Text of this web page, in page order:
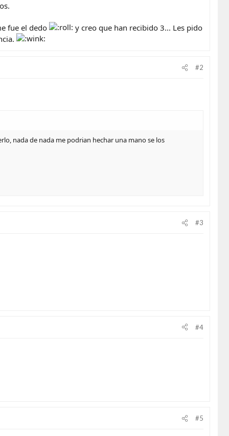
fue el dedo
y creo que han recibido 3... Les pido
#2
nada de nada me podrian hechar una mano se los
#3
#4
#5